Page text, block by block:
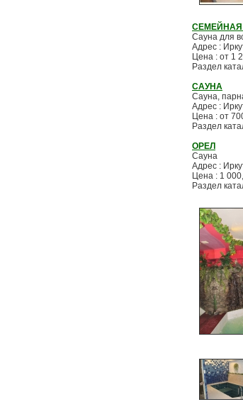
Сауна для
Адрес :
Цена : от 1
Раздел
САУНА
Сауна,
Адрес :
Цена : от
Раздел
ОРЕЛ
Сауна
Адрес :
Цена : 1
Раздел